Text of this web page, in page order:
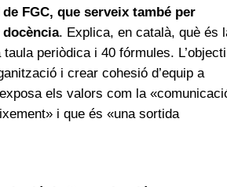
FGC, que serveix també per
. Explica, en català, què és
periòdica i 40 fórmules.
i crear cohesió d’equip a
els valors com la
i que és «una sortida